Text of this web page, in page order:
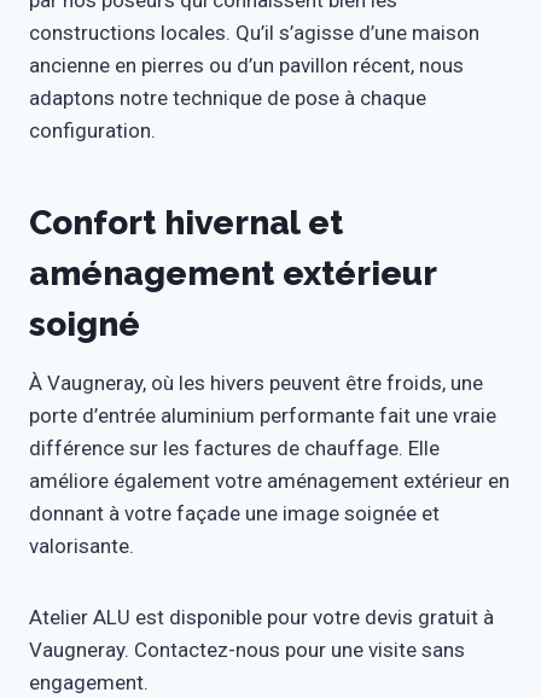
constructions locales. Qu’il s’agisse d’une maison
ancienne en pierres ou d’un pavillon récent, nous
adaptons notre technique de pose à chaque
configuration.
Confort hivernal et
aménagement extérieur
soigné
À Vaugneray, où les hivers peuvent être froids, une
porte d’entrée aluminium performante fait une vraie
différence sur les factures de chauffage. Elle
améliore également votre aménagement extérieur en
donnant à votre façade une image soignée et
valorisante.
Atelier ALU est disponible pour votre devis gratuit à
Vaugneray. Contactez-nous pour une visite sans
engagement.